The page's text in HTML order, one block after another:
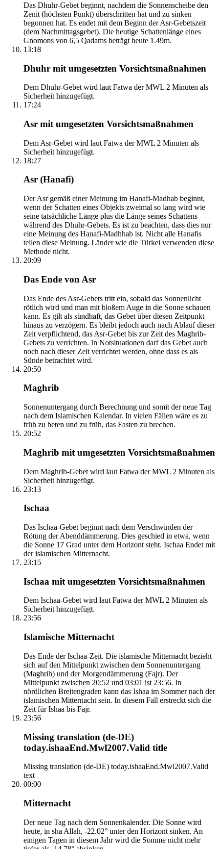
Das Dhuhr-Gebet beginnt, nachdem die Sonnenscheibe den
Zenit (höchsten Punkt) überschritten hat und zu sinken
begonnen hat. Es endet mit dem Beginn der Asr-Gebetszeit
(dem Nachmittagsgebet). Die heutige Schattenlänge eines
Gnomons von 6,5 Qadams beträgt heute 1.49m.
13:18
Dhuhr mit umgesetzten Vorsichtsmaßnahmen
Dem Dhuhr-Gebet wird laut Fatwa der MWL 2 Minuten als
Sicherheit hinzugefügt.
17:24
Asr mit umgesetzten Vorsichtsmaßnahmen
Dem Asr-Gebet wird laut Fatwa der MWL 2 Minuten als
Sicherheit hinzugefügt.
18:27
Asr (Hanafi)
Der Asr gemäß einer Meinung im Hanafi-Madhab beginnt,
wenn der Schatten eines Objekts zweimal so lang wird wie
seine tatsächliche Länge plus die Länge seines Schattens
während des Dhuhr-Gebets. Es ist zu beachten, dass dies nur
eine Meinung des Hanafi-Madhhab ist. Nicht alle Hanafis
teilen diese Meinung. Länder wie die Türkei verwenden diese
Methode nicht.
20:09
Das Ende von Asr
Das Ende des Asr-Gebets tritt ein, sobald das Sonnenlicht
rötlich wird und man mit bloßem Auge in die Sonne schauen
kann. Es gilt als sündhaft, das Gebet über diesen Zeitpunkt
hinaus zu verzögern. Es bleibt jedoch auch nach Ablauf dieser
Zeit verpflichtend, das Asr-Gebet bis zur Zeit des Maghrib-
Gebets zu verrichten. In Notsituationen darf das Gebet auch
noch nach dieser Zeit verrichtet werden, ohne dass es als
Sünde betrachtet wird.
20:50
Maghrib
Sonnenuntergang durch Berechnung und somit der neue Tag
nach dem Islamischen Kalendar. In vielen Fällen wäre es zu
früh zu beten und zu früh, das Fasten zu brechen.
20:52
Maghrib mit umgesetzten Vorsichtsmaßnahmen
Dem Maghrib-Gebet wird laut Fatwa der MWL 2 Minuten als
Sicherheit hinzugefügt.
23:13
Ischaa
Das Ischaa-Gebet beginnt nach dem Verschwinden der
Rötung der Abenddämmerung. Dies geschied in etwa, wenn
die Sonne 17 Grad unter dem Horizont steht. Ischaa Endet mit
der islamischen Mitternacht.
23:15
Ischaa mit umgesetzten Vorsichtsmaßnahmen
Dem Ischaa-Gebet wird laut Fatwa der MWL 2 Minuten als
Sicherheit hinzugefügt.
23:56
Islamische Mitternacht
Das Ende der Ischaa-Zeit. Die islamische Mitternacht bezieht
sich auf den Mittelpunkt zwischen dem Sonnenuntergang
(Maghrib) und der Morgendämmerung (Fajr). Der
Mittelpunkt zwischen 20:52 und 03:01 ist 23:56. In
nördlichen Breitengraden kann das Ishaa im Sommer nach der
islamischen Mitternacht sein. In diesem Fall erstreckt sich die
Zeit für Ishaa bis Fajr.
23:56
Missing translation (de-DE)
today.ishaaEnd.Mwl2007.Valid title
Missing translation (de-DE) today.ishaaEnd.Mwl2007.Valid
text
00:00
Mitternacht
Der neue Tag nach dem Sonnenkalender. Die Sonne wird
heute, in sha Allah, -22.02° unter den Horizont sinken. An
einigen Tagen in diesem Jahr wird die Somme nicht mehr